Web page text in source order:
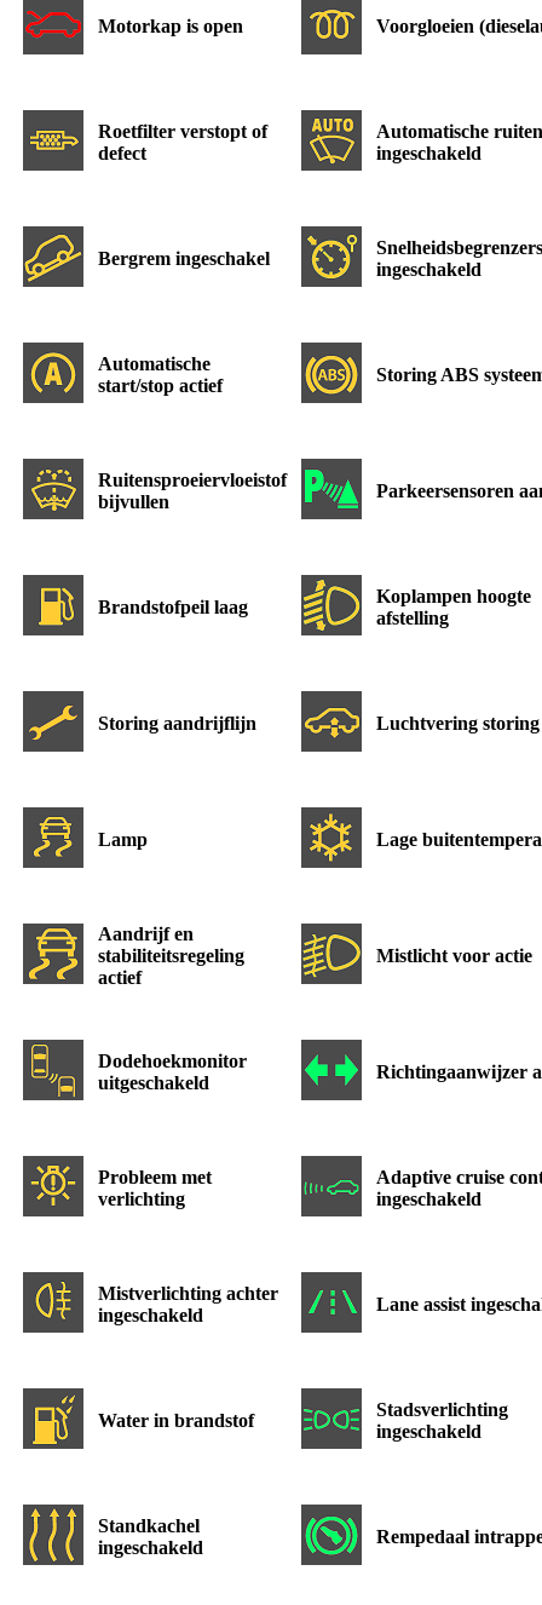
Motorkap is open Voorgloeien
Roetfilter verstopt of
defect
Automatische
ingeschakeld
Bergrem ingeschakel
ingeschakeld
Automatische
start/stop actief
Storing ABS
Ruitensproeiervloeistof
bijvullen
Parkeersensoren
Brandstofpeil laag
Koplampen hoogte
afstelling
Storing aandrijflijn Luchtvering storing
Lamp Lage
Aandrijf en
stabiliteitsregeling
actief
Mistlicht voor actie
Dodehoekmonitor
uitgeschakeld
Richtingaanwijzer
Probleem met
verlichting
Adaptive cruise
ingeschakeld
Mistverlichting achter
ingeschakeld
Lane assist
Water in brandstof
Stadsverlichting
ingeschakeld
Standkachel
ingeschakeld
Rempedaal